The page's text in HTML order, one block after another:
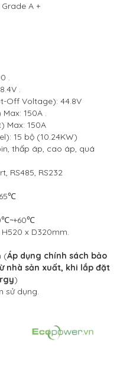
A +
.
.
Off Voltage): 44.8V
150A .
Max: 150A
15 bộ (10.24KW)
thấp áp, cao áp, quá
RS232
x D320mm.
(Áp dụng chính sách bảo
nhà sản xuất, khi lắp đặt
)
dụng.